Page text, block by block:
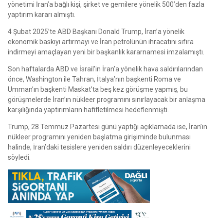
yönetimi İran’a bağlı kişi, şirket ve gemilere yönelik 500’den fazla
yaptırım kararı almıştı.
4 Şubat 2025’te ABD Başkanı Donald Trump, İran’a yönelik
ekonomik baskıyı artırmayı ve İran petrolünün ihracatını sıfıra
indirmeyi amaçlayan yeni bir başkanlık kararnamesi imzalamıştı.
Son haftalarda ABD ve İsrail’in İran’a yönelik hava saldırılarından
önce, Washington ile Tahran, İtalya’nın başkenti Roma ve
Umman’ın başkenti Maskat’ta beş kez görüşme yapmış, bu
görüşmelerde İran’ın nükleer programını sınırlayacak bir anlaşma
karşılığında yaptırımların hafifletilmesi hedeflenmişti.
Trump, 28 Temmuz Pazartesi günü yaptığı açıklamada ise, İran’ın
nükleer programını yeniden başlatma girişiminde bulunması
halinde, İran’daki tesislere yeniden saldırı düzenleyeceklerini
söyledi.